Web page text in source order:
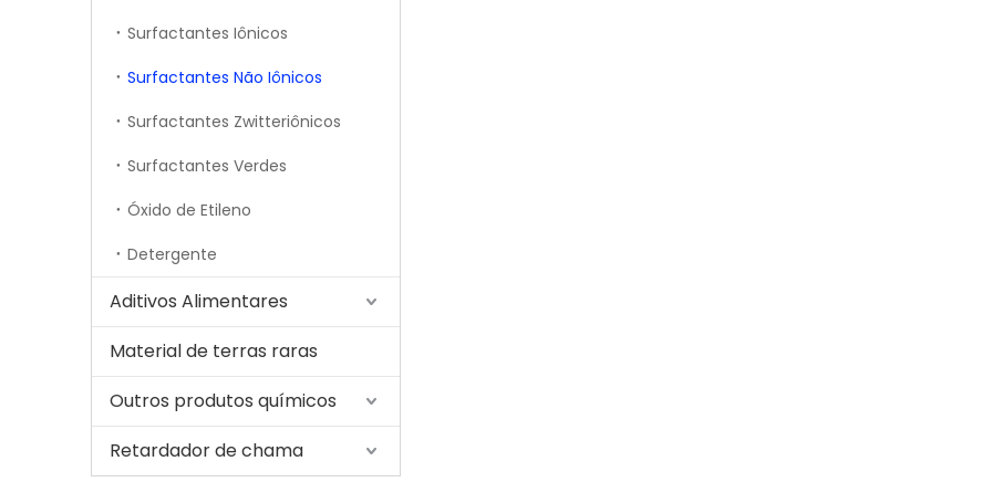
Surfactantes Iônicos
Surfactantes Não Iônicos
Surfactantes Zwitteriônicos
Surfactantes Verdes
Óxido de Etileno
Detergente
Aditivos Alimentares
Material de terras raras
Outros produtos químicos
Retardador de chama